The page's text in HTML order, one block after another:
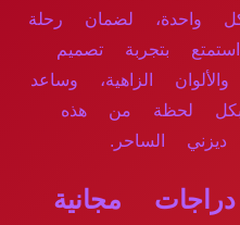
لكل واحدة، لضمان رحلة
بتجربة تصميم
الزاهية، وساعد
بكل لحظة من هذه
الساحر.
مجانية